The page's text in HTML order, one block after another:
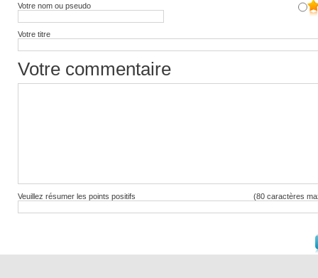
Votre nom ou pseudo
Votre titre
Votre commentaire
Veuillez résumer les points positifs (80 caractères